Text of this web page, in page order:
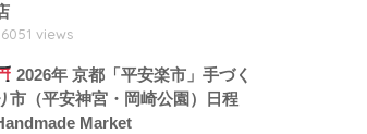
views
2026年 京都「平安楽市」手づく
市（平安神宮・岡崎公園）日程
Market